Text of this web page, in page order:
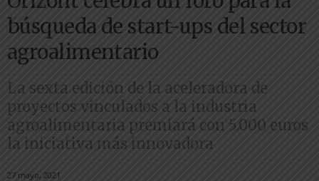
búsqueda de start-ups del sector
agroalimentario
La sexta edición de la aceleradora de
proyectos vinculados a la industria
agroalimentaria premiará con 5.000 euros
la iniciativa más innovadora
27 mayo, 2021